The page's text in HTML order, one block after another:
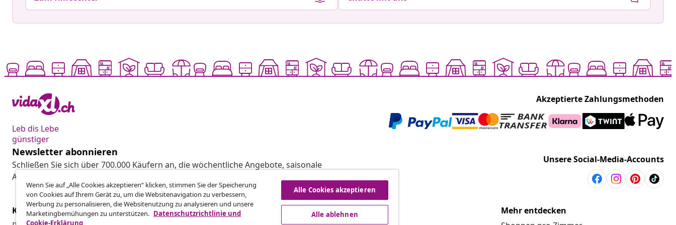
Leb dis Lebe
günstiger
Akzeptierte Zahlungsmethoden
Newsletter abonnieren
Schließen Sie sich über 700.000 Käufern an, die wöchentliche Angebote, saisonale
Aktionen und Neuheiten von vidaXL erhalten.
Unsere Social-Media-Accounts
Kundenservice
Business
vidaXL
Mehr entdecken
Wenn Sie auf „Alle Cookies akzeptieren“ klicken, stimmen Sie der Speicherung
von Cookies auf Ihrem Gerät zu, um die Websitenavigation zu verbessern,
Werbung zu personalisieren, die Websitenutzung zu analysieren und unsere
Marketingbemühungen zu unterstützen. Datenschutzrichtlinie und
Cookie-Erklärung
Alle Cookies akzeptieren
Alle ablehnen